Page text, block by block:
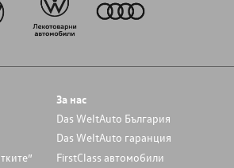
За нас
Das WeltAuto България
Das WeltAuto гаранция
FirstClass автомобили